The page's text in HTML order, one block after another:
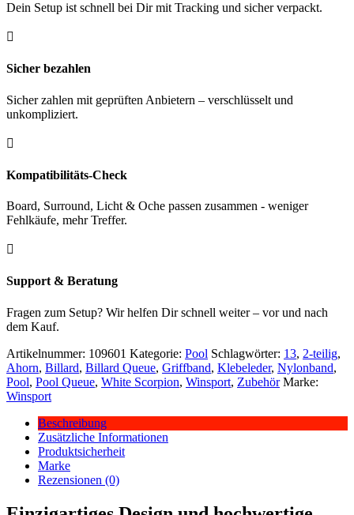
Dein Setup ist schnell bei Dir mit Tracking und sicher verpackt.

Sicher bezahlen
Sicher zahlen mit geprüften Anbietern – verschlüsselt und
unkompliziert.

Kompatibilitäts-Check
Board, Surround, Licht & Oche passen zusammen - weniger
Fehlkäufe, mehr Treffer.

Support & Beratung
Fragen zum Setup? Wir helfen Dir schnell weiter – vor und nach
dem Kauf.
Artikelnummer: 109601 Kategorie: Pool Schlagwörter: 13, 2-teilig,
Ahorn, Billard, Billard Queue, Griffband, Klebeleder, Nylonband,
Pool, Pool Queue, White Scorpion, Winsport, Zubehör Marke:
Winsport
Beschreibung
Zusätzliche Informationen
Produktsicherheit
Marke
Rezensionen (0)